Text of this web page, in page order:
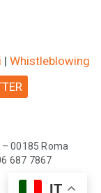
| Whistleblowing
00185 Roma
687 7867
IT